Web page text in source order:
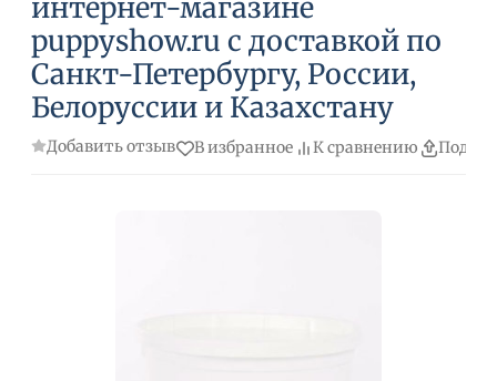
интернет-магазине
puppyshow.ru c доставкой по
Санкт-Петербургу, России,
Белоруссии и Казахстану
Добавить отзыв В избранное К сравнению